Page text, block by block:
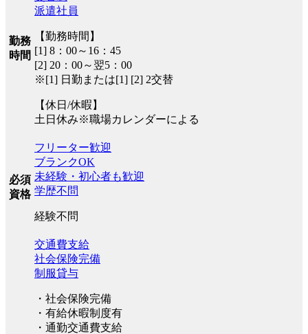
勤務
時間
派遣社員
【勤務時間】
[1] 8：00～16：45
[2] 20：00～翌5：00
※[1] 日勤または[1] [2] 2交替
【休日/休暇】
土日休み※職場カレンダーによる
必須
資格
フリーター歓迎
ブランクOK
未経験・初心者も歓迎
学歴不問
経験不問
交通費支給
社会保険完備
制服貸与
・社会保険完備
・有給休暇制度有
・通勤交通費支給